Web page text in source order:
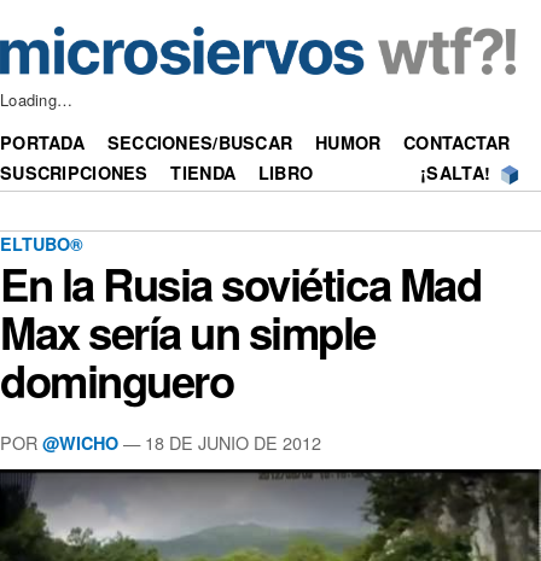
Loading…
PORTADA SECCIONES/BUSCAR HUMOR
CONTACTAR
SUSCRIPCIONES
TIENDA LIBRO ¡SALTA!
ELTUBO®
En la Rusia soviética Mad
Max sería un simple
dominguero
POR @WICHO —18 DE JUNIO DE 2012